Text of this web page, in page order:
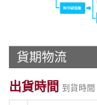
貨期物流
出貨時間 到貨時